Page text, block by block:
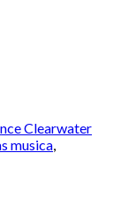
Clearwater
musica,